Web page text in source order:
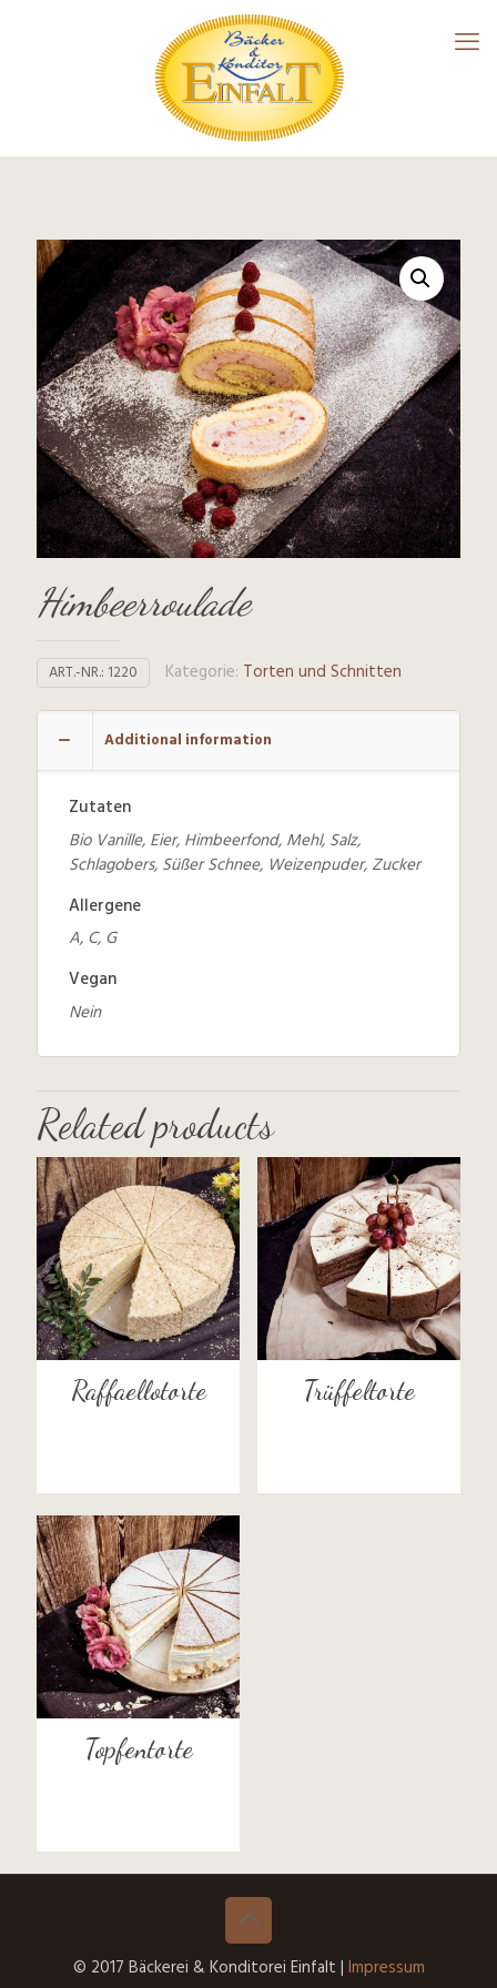
Himbeerroulade
ART.-NR.: 1220 Kategorie: Torten und Schnitten
Additional information
Zutaten
Bio Vanille, Eier, Himbeerfond, Mehl, Salz,
Schlagobers, Süßer Schnee, Weizenpuder, Zucker
Allergene
A, C, G
Vegan
Nein
Related products
Raffaellotorte Trüffeltorte
Topfentorte
© 2017 Bäckerei & Konditorei Einfalt | Impressum